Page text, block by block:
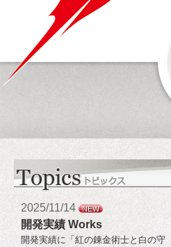
2025/11/14 NEW
開発実績 Works
開発実績に「紅の錬金術士と白の守